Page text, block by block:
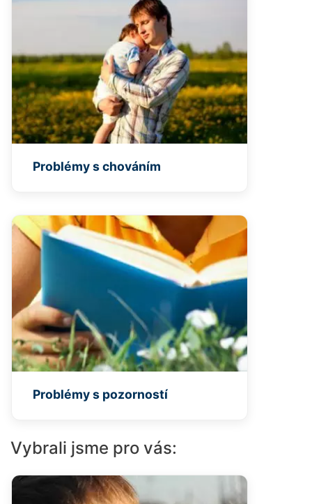
Problémy s chováním
Problémy s pozorností
Vybrali jsme pro vás: